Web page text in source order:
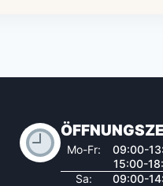
Mo-Fr:
09:00-
15:00-
Sa:
09:00-